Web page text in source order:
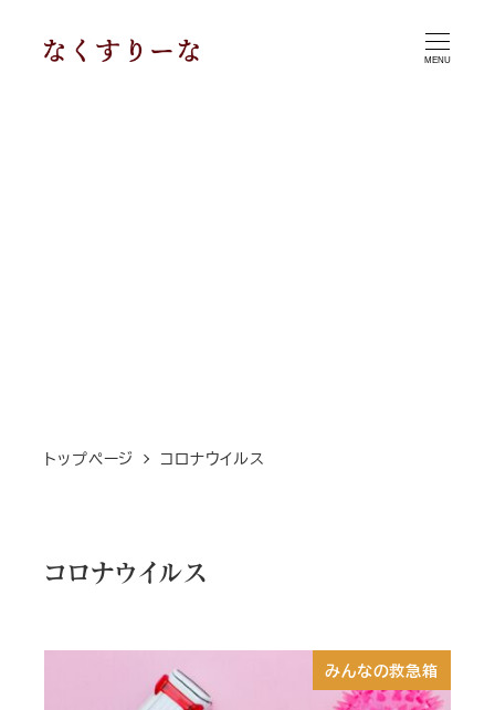
MENU
トップページ コロナウイルス
コロナウイルス
みんなの救急箱